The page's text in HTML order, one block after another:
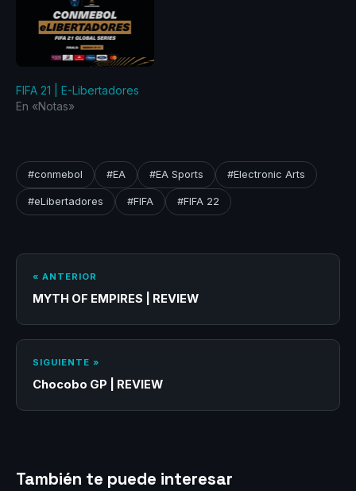
FIFA 21 | E-Libertadores
En «Notas»
#conmebol #EA #EA Sports #Electronic Arts
#eLibertadores #FIFA #FIFA 22
« ANTERIOR
MYTH OF EMPIRES | REVIEW
SIGUIENTE »
Chocobo GP | REVIEW
También te puede interesar